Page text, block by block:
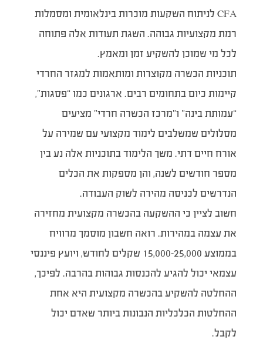
CFA לניתוח השקעות מוכרות בינלאומית ומסמלות
רמת מקצועיות גבוהה. השגת תעודות אלה פתוחה
לכל מי שמוכן להשקיע זמן ומאמץ.
תוכניות הכשרה מקוצרות ומותאמות למגזר החרדי
קיימות כיום בתחומים רבים. ארגונים כמו “פסגות”,
“עמותת בינה” ו”מרכז הכשרה חרדי” מציעים
מסלולים שמשלבים לימוד מקצועי עם שמירה על
אורח חיים דתי. משך הלימוד בתוכניות אלה נע בין
מספר חודשים לשנה, והן מספקות את הכלים
הנדרשים לכניסה מהירה לשוק העבודה.
חשוב לציין כי ההשקעה בהכשרה מקצועית מחזירה
את עצמה במהירות. רואה חשבון מוסמך מרוויח
בממוצע 15,000-25,000 שקלים לחודש, ויועץ פיננסי
עצמאי יכול להגיע להכנסות גבוהות בהרבה. לפיכך,
ההחלטה להשקיע בהכשרה מקצועית היא אחת
ההחלטות הכלכליות הנבונות ביותר שאדם יכול
לקבל.